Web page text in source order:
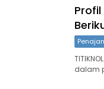
dalam